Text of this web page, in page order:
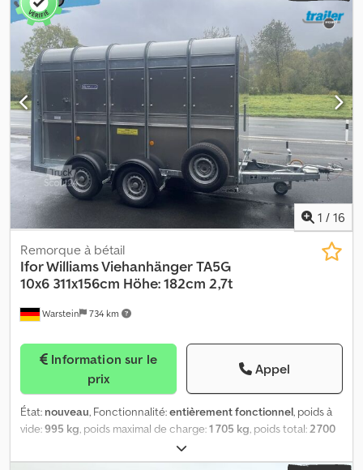
1 / 16
Warstein 734 km
Remorque à bétail
Ifor Williams ViehanhängerTA5G
10x6 311x156cm Höhe: 182cm 2,7t
prix
Appel
État: nouveau, Fonctionnalité:entièrement fonctionnel, poids à
vide:995 kg, poids maximal de charge:1 705 kg, poids total:2 700
2 essieux
chargement:3 110 mm, largeur de l’espace de chargement:1 550